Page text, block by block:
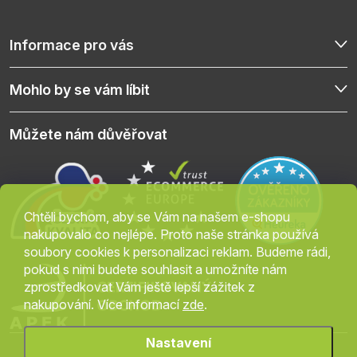
Chtěli bychom, aby se Vám na našem e-shopu
nakupovalo co nejlépe. Proto naše stránka používá
soubory cookies k personalizaci reklam. Budeme rádi,
pokud s nimi budete souhlasit a umožníte nám
zprostředkovat Vám ještě lepší zážitek z
nakupování. Více informací zde.
Nastavení
Informace pro vás
Mohlo by se vám líbit
Můžete nám důvěřovat